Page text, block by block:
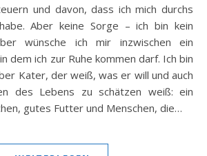
und davon, dass ich mich durchs
Aber keine Sorge – ich bin kein
wünsche ich mir inzwischen ein
dem ich zur Ruhe kommen darf. Ich bin
Kater, der weiß, was er will und auch
des Lebens zu schätzen weiß: ein
gutes Futter und Menschen, die…